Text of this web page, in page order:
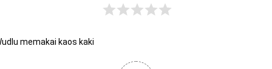
memakai kaos kaki